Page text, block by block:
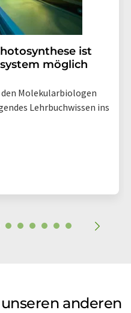
ist
möglich
Molekularbiologen
Lehrbuchwissen ins
anderen